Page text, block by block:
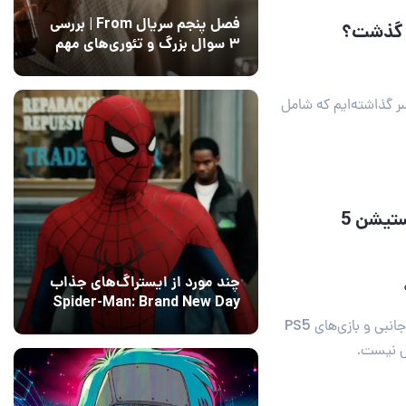
گیمزکام ۲۰۲۰ را پشت سر گذاشته‌ایم که شامل
هر آن‌چه در مراسم رونمایی از کنسول پلی‌استیشن 5
سونی در مراسم رونمایی از پلی‌استیشن 5 از ظاهر، لوازم جانبی و بازی‌های PS5
نیست.
فصل پنجم سریال From | بررسی
۳ سوال بزرگ و تئوری‌های مهم
12 مرداد 1405
چند مورد از ایستراگ‌های جذاب
Spider-Man: Brand New Day
فاش شدند
۰